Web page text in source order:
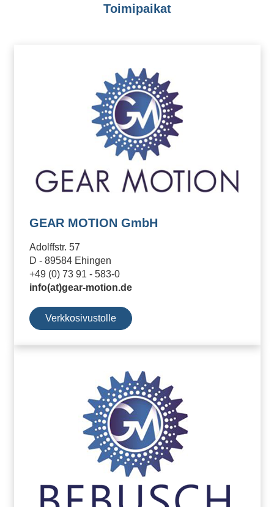
Toimipaikat
GEAR MOTION GmbH
Adolffstr. 57
D - 89584 Ehingen
+49 (0) 73 91 - 583-0
info(at)gear-motion.de
Verkkosivustolle